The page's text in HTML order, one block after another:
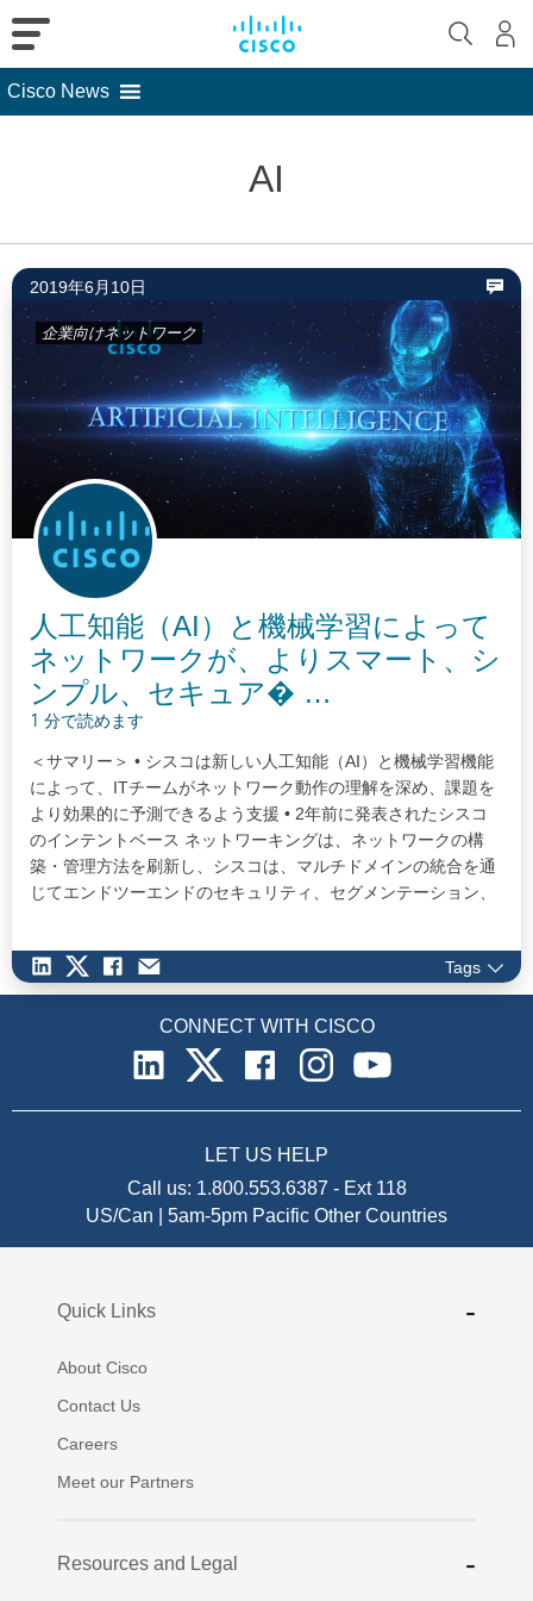
Cisco News
AI
2019年6月10日
企業向けネットワーク
人工知能（AI）と機械学習によって
ネットワークが、よりスマート、シ
ンプル、セキュア� …
1 分で読めます
＜サマリー＞ • シスコは新しい人工知能（AI）と機械学習機能
によって、ITチームがネットワーク動作の理解を深め、課題を
より効果的に予測できるよう支援 • 2年前に発表されたシスコ
のインテントベース ネットワーキングは、ネットワークの構
築・管理方法を刷新し、シスコは、マルチドメインの統合を通
じてエンドツーエンドのセキュリティ、セグメンテーション、
ョンを通じてこれらの新しいソフトウェアの進化をお客様に提
供し、継続的なイノベーションを利用可能に…
Tags
CONNECT WITH CISCO
LET US HELP
Call us: 1.800.553.6387 - Ext 118
US/Can | 5am-5pm Pacific Other Countries